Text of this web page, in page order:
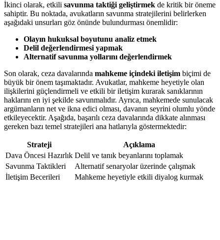
İkinci olarak, etkili savunma taktiği geliştirmek de kritik bir öneme
sahiptir. Bu noktada, avukatların savunma stratejilerini belirlerken
aşağıdaki unsurları göz önünde bulundurması önemlidir:
Olayın hukuksal boyutunu analiz etmek
Delil değerlendirmesi yapmak
Alternatif savunma yollarını değerlendirmek
Son olarak, ceza davalarında mahkeme içindeki iletişim biçimi de
büyük bir önem taşımaktadır. Avukatlar, mahkeme heyetiyle olan
ilişkilerini güçlendirmeli ve etkili bir iletişim kurarak sanıklarının
haklarını en iyi şekilde savunmalıdır. Ayrıca, mahkemede sunulacak
argümanların net ve ikna edici olması, davanın seyrini olumlu yönde
etkileyecektir. Aşağıda, başarılı ceza davalarında dikkate alınması
gereken bazı temel stratejileri ana hatlarıyla göstermektedir:
Strateji
Açıklama
Dava Öncesi Hazırlık Delil ve tanık beyanlarını toplamak
Savunma Taktikleri
Alternatif senaryolar üzerinde çalışmak
İletişim Becerileri
Mahkeme heyetiyle etkili diyalog kurmak